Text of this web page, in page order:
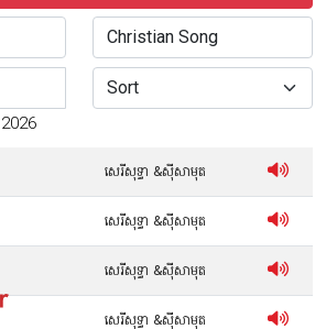
Sort
សេរីសុទ្ធា​ &ស៊ីសាមុត
សេរីសុទ្ធា​ &ស៊ីសាមុត
សេរីសុទ្ធា​ &ស៊ីសាមុត
សេរីសុទ្ធា​ &ស៊ីសាមុត